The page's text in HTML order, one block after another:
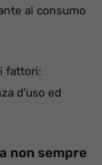
al consumo
fattori:
d’uso ed
non sempre